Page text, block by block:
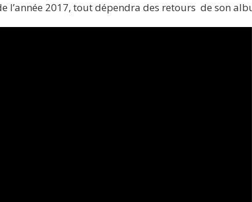
l’année 2017, tout dépendra des retours de son